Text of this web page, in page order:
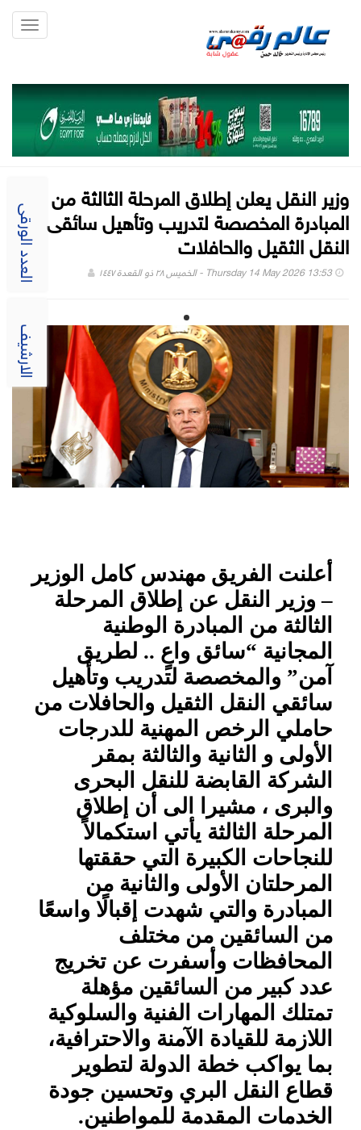
العدد الورقى
الارشيف
وزير النقل يعلن إطلاق المرحلة الثالثة من
المبادرة المخصصة لتدريب وتأهيل سائقى
النقل الثقيل والحافلات
Thursday 14 May 2026 13:53 - الخميس ٢٨ ذو القعدة ١٤٤٧
أعلنت الفريق مهندس كامل الوزير
– وزير النقل عن إطلاق المرحلة
الثالثة من المبادرة الوطنية
المجانية “سائق واعٍ .. لطريق
آمن” والمخصصة لتدريب وتأهيل
سائقي النقل الثقيل والحافلات من
حاملي الرخص المهنية للدرجات
الأولى و الثانية والثالثة بمقر
الشركة القابضة للنقل البحرى
والبرى ، مشيرا الى أن إطلاق
المرحلة الثالثة يأتي استكمالاً
للنجاحات الكبيرة التي حققتها
المرحلتان الأولى والثانية من
المبادرة والتي شهدت إقبالًا واسعًا
من السائقين من مختلف
المحافظات وأسفرت عن تخريج
عدد كبير من السائقين مؤهلة
تمتلك المهارات الفنية والسلوكية
اللازمة للقيادة الآمنة والاحترافية،
بما يواكب خطة الدولة لتطوير
قطاع النقل البري وتحسين جودة
الخدمات المقدمة للمواطنين.